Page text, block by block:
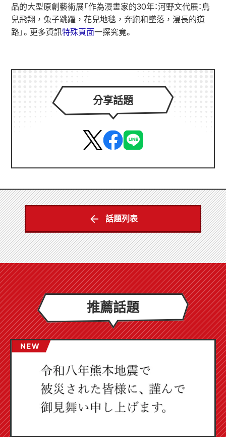
品的大型原創藝術展「作為漫畫家的30年：河野文代展：鳥
兒飛翔，兔子跳躍，花兒地毯，奔跑和墜落，漫長的道
路」。更多資訊特殊頁面一探究竟。
分享話題
話題列表
推薦話題